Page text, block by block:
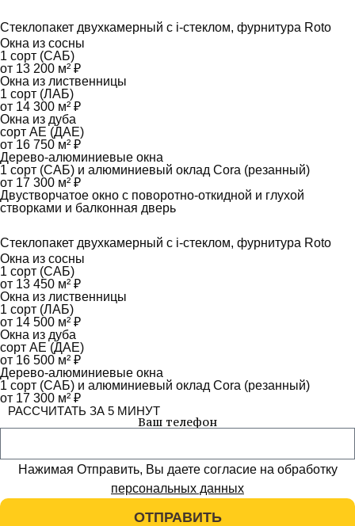
Стеклопакет двухкамерный с i-стеклом, фурнитура Roto
Окна из сосны
1 сорт (САБ)
от 13 200 м² ₽
Окна из лиственницы
1 сорт (ЛАБ)
от 14 300 м² ₽
Окна из дуба
сорт АЕ (ДАЕ)
от 16 750 м² ₽
Дерево-алюминиевые окна
1 сорт (САБ) и алюминиевый оклад Cora (резанный)
от 17 300 м² ₽
Двустворчатое окно с поворотно-откидной и глухой
створками и балконная дверь
Стеклопакет двухкамерный с i-стеклом, фурнитура Roto
Окна из сосны
1 сорт (САБ)
от 13 450 м² ₽
Окна из лиственницы
1 сорт (ЛАБ)
от 14 500 м² ₽
Окна из дуба
сорт АЕ (ДАЕ)
от 16 500 м² ₽
Дерево-алюминиевые окна
1 сорт (САБ) и алюминиевый оклад Cora (резанный)
от 17 300 м² ₽
РАСCЧИТАТЬ ЗА 5 МИНУТ
Ваш телефон
Нажимая Отправить, Вы даете согласие на обработку
персональных данных
ОТПРАВИТЬ